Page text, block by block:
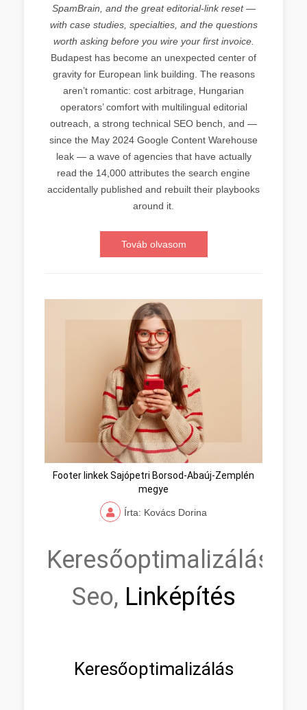
SpamBrain, and the great editorial-link reset —
with case studies, specialties, and the questions
worth asking before you wire your first invoice.
Budapest has become an unexpected center of
gravity for European link building. The reasons
aren’t romantic: cost arbitrage, Hungarian
operators’ comfort with multilingual editorial
outreach, a strong technical SEO bench, and —
since the May 2024 Google Content Warehouse
leak — a wave of agencies that have actually
read the 14,000 attributes the search engine
accidentally published and rebuilt their playbooks
around it.
Továb olvasom
Footer linkek Sajópetri Borsod-Abaúj-Zemplén
megye
Írta: Kovács Dorina
Keresőoptimalizálás,
Seo, Linképítés
Keresőoptimalizálás